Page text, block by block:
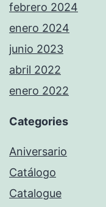
febrero 2024
enero 2024
junio 2023
abril 2022
enero 2022
Categories
Aniversario
Catálogo
Catalogue